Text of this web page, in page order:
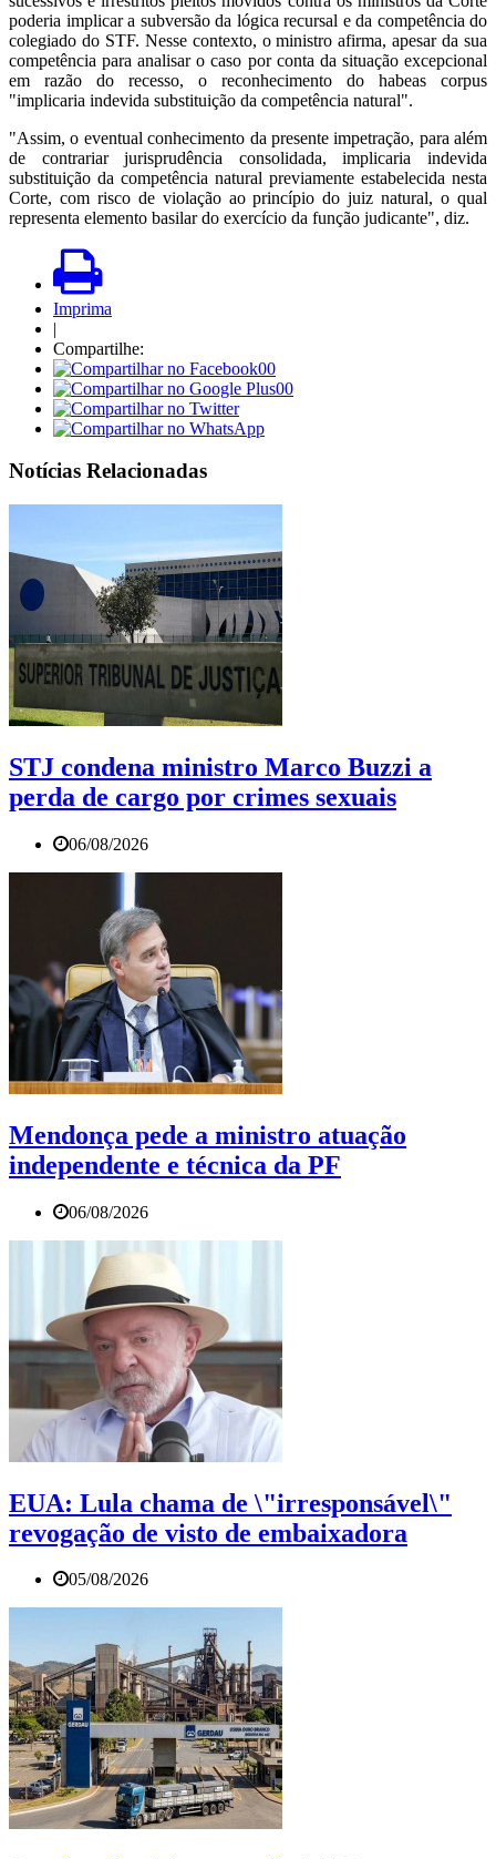
poderia implicar a subversão da lógica recursal e da competência do
colegiado do STF. Nesse contexto, o ministro afirma, apesar da sua
competência para analisar o caso por conta da situação excepcional
em razão do recesso, o reconhecimento do habeas corpus
"implicaria indevida substituição da competência natural".
"Assim, o eventual conhecimento da presente impetração, para além
de contrariar jurisprudência consolidada, implicaria indevida
substituição da competência natural previamente estabelecida nesta
Corte, com risco de violação ao princípio do juiz natural, o qual
representa elemento basilar do exercício da função judicante", diz.
Imprima
|
Compartilhe:
00
00
Notícias Relacionadas
STJ condena ministro Marco Buzzi a
perda de cargo por crimes sexuais
06/08/2026
Mendonça pede a ministro atuação
independente e técnica da PF
06/08/2026
EUA: Lula chama de \"irresponsável\"
revogação de visto de embaixadora
05/08/2026